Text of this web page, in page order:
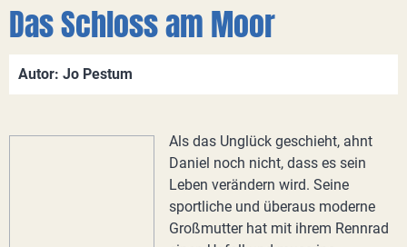
Das Schloss am Moor
Autor: Jo Pestum
Als das Unglück geschieht, ahnt
Daniel noch nicht, dass es sein
Leben verändern wird. Seine
sportliche und überaus moderne
Großmutter hat mit ihrem Rennrad